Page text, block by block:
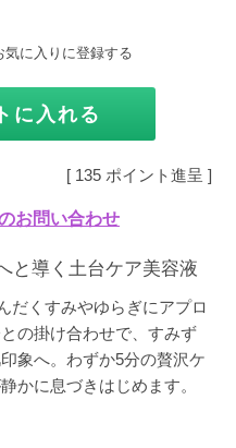
気に入りに登録する
に入れる
[ 135 ポイント進呈 ]
お問い合わせ
と導く土台ケア美容液
だくすみやゆらぎにアプロ
の掛け合わせで、すみず
象へ。わずか5分の贅沢ケ
かに息づきはじめます。